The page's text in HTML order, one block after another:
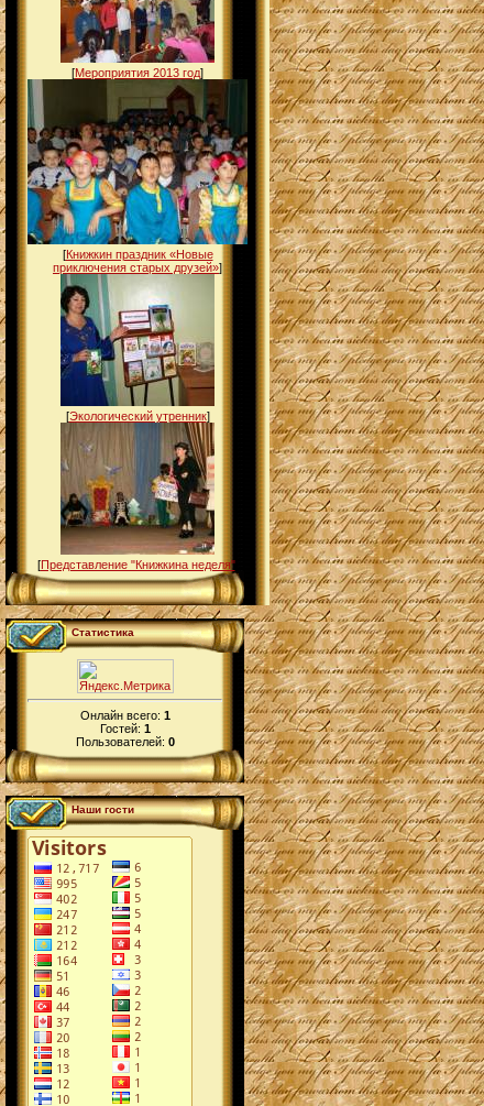
[Мероприятия 2013 год]
[Книжкин праздник «Новые
приключения старых друзей»]
[Экологический утренник]
[Представление "Книжкина неделя"]
Статистика
Онлайн всего: 1
Гостей: 1
Пользователей: 0
Наши гости